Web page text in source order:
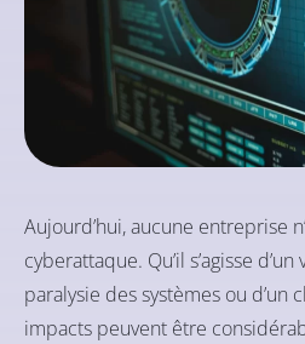
Aujourd’hui, aucune entreprise
cyberattaque. Qu’il s’agisse
paralysie des systèmes ou d’un
impacts peuvent être